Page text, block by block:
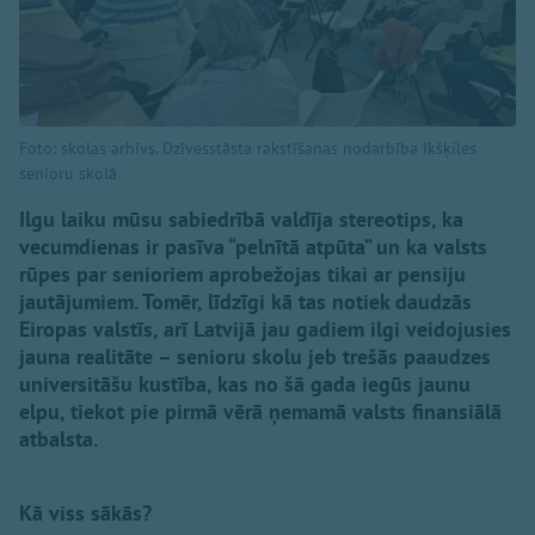
Foto: skolas arhīvs. Dzīvesstāsta rakstīšanas nodarbība Ikšķiles
senioru skolā
Ilgu laiku mūsu sabiedrībā valdīja stereotips, ka
vecumdienas ir pasīva “pelnītā atpūta” un ka valsts
rūpes par senioriem aprobežojas tikai ar pensiju
jautājumiem. Tomēr, līdzīgi kā tas notiek daudzās
Eiropas valstīs, arī Latvijā jau gadiem ilgi veidojusies
jauna realitāte – senioru skolu jeb trešās paaudzes
universitāšu kustība, kas no šā gada iegūs jaunu
elpu, tiekot pie pirmā vērā ņemamā valsts finansiālā
atbalsta.
Kā viss sākās?